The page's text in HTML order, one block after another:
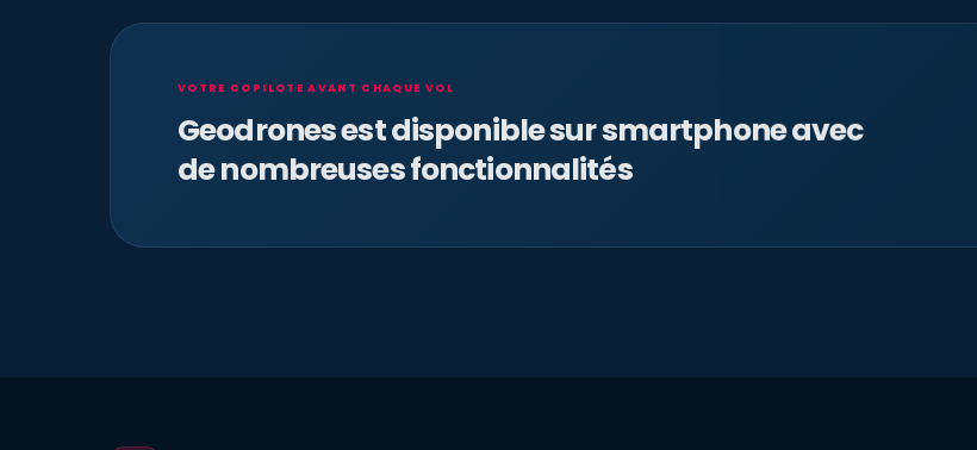
VOTRE COPILOTE AVANT CHAQUE VOL
Geodrones est disponible sur smartphone avec
de nombreuses fonctionnalités